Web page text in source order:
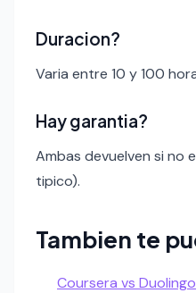
Duracion?
Varia entre 10 y 100
Hay garantia?
Ambas devuelven si no
tipico).
Tambien te
Coursera vs